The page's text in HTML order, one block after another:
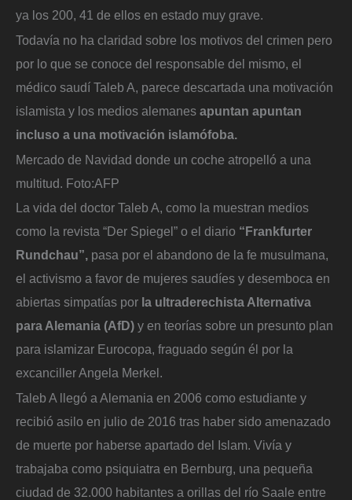
ya los 200, 41 de ellos en estado muy grave.
Todavía no ha claridad sobre los motivos del crimen pero
por lo que se conoce del responsable del mismo, el
médico saudí Taleb A, parece descartada una motivación
islamista y los medios alemanes apuntan apuntan
incluso a una motivación islamófoba.
Mercado de Navidad donde un coche atropelló a una
multitud. Foto:AFP
La vida del doctor Taleb A, como la muestran medios
como la revista “Der Spiegel” o el diario “Frankfurter
Rundchau”, pasa por el abandono de la fe musulmana,
el activismo a favor de mujeres saudíes y desemboca en
abiertas simpatías por la ultraderechista Alternativa
para Alemania (AfD) y en teorías sobre un presunto plan
para islamizar Eurocopa, fraguado según él por la
excanciller Angela Merkel.
Taleb A llegó a Alemania en 2006 como estudiante y
recibió asilo en julio de 2016 tras haber sido amenazado
de muerte por haberse apartado del Islam. Vivía y
trabajaba como psiquiatra en Bernburg, una pequeña
ciudad de 32.000 habitantes a orillas del río Saale entre